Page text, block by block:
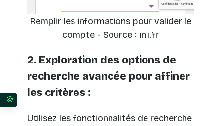
Remplir les informations pour valider le
compte - Source : inli.fr
2. Exploration des options de
recherche avancée pour affiner
les critères :
Utilisez les fonctionnalités de recherche